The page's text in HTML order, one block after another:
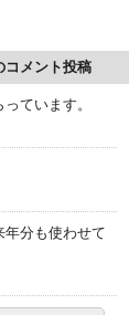
コメント投稿
ています。
年分も使わせて